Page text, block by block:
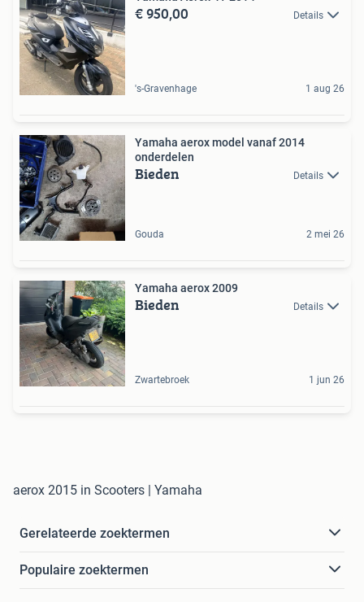
€ 950,00 Details
's-Gravenhage 1 aug 26
Yamaha aerox model vanaf 2014
onderdelen
Bieden Details
Gouda 2 mei 26
Yamaha aerox 2009
Bieden Details
Zwartebroek 1 jun 26
aerox 2015 in Scooters | Yamaha
Gerelateerde zoektermen
Populaire zoektermen